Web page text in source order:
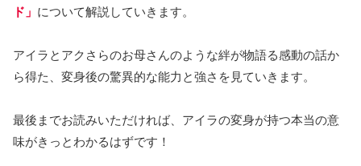
ド」 について解説していきます。
アイラとアクさらのお母さんのような絆が物語る感動の話か
ら得た、変身後の驚異的な能力と強さを見ていきます。
最後までお読みいただければ、アイラの変身が持つ本当の意
味がきっとわかるはずです！